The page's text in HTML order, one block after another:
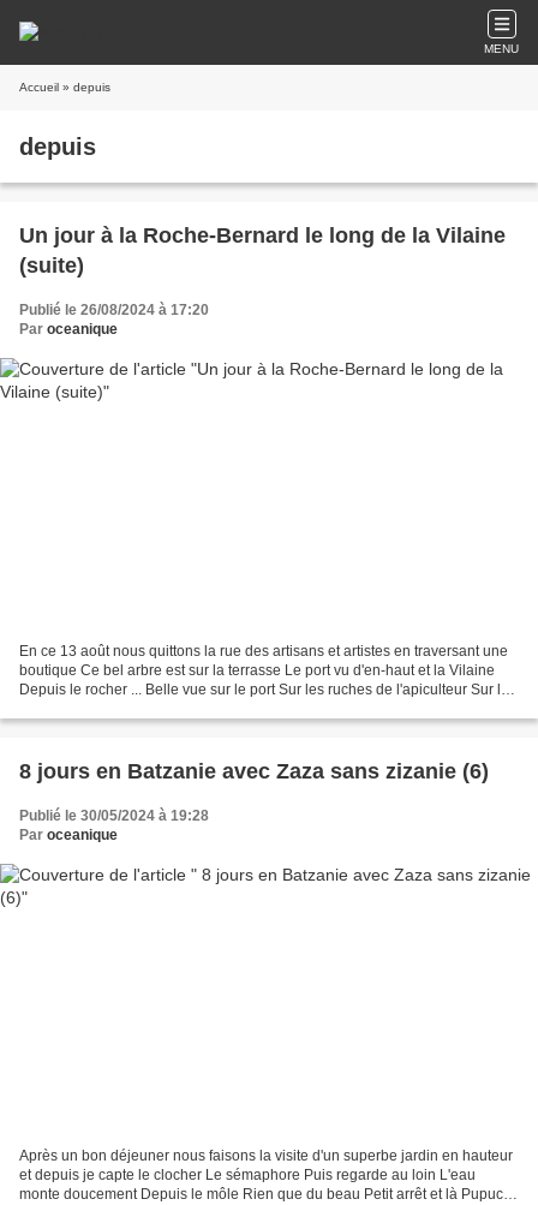
MENU
Accueil » depuis
depuis
Un jour à la Roche-Bernard le long de la Vilaine
(suite)
Publié le 26/08/2024 à 17:20
Par oceanique
En ce 13 août nous quittons la rue des artisans et artistes en traversant une
boutique Ce bel arbre est sur la terrasse Le port vu d'en-haut et la Vilaine
Depuis le rocher ... Belle vue sur le port Sur les ruches de l'apiculteur Sur le
8 jours en Batzanie avec Zaza sans zizanie (6)
Publié le 30/05/2024 à 19:28
Par oceanique
Après un bon déjeuner nous faisons la visite d'un superbe jardin en hauteur
et depuis je capte le clocher Le sémaphore Puis regarde au loin L'eau
monte doucement Depuis le môle Rien que du beau Petit arrêt et là Pupuce